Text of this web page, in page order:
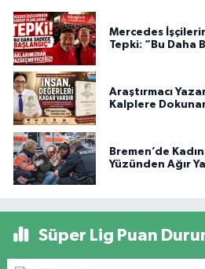
Mercedes
Tepki: “Bu Daha
Araştırmacı
Kalplere
Bremen’de
Yüzünden Ağır
Süper Lig Puan